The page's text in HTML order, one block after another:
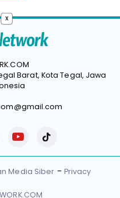
Barat, Kota Tegal, Jawa
Media Siber Privacy
x